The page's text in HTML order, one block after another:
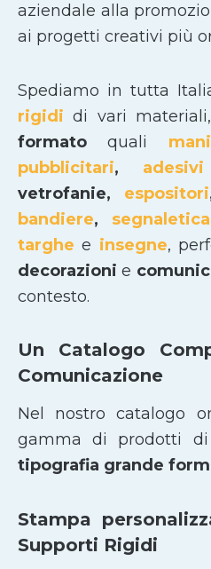
aziendale alla
ai progetti creativi più
Spediamo in tutta
rigididi vari materiali,
formatoquali
pubblicitari, adesivi
vetrofanie, espositori
bandiere,
targhee insegne,
decorazionie
contesto.
Un Catalogo
Comunicazione
Nel nostro catalogo
gamma di prodotti di
tipografia grande
Stampa
Supporti Rigidi